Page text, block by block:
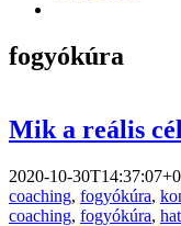
fogyókúra
Mik a reális
2020-10-
coaching, fogyókúra,
coaching, fogyókúra,